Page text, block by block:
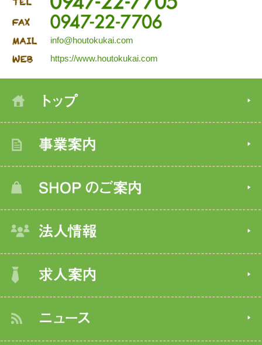
info@houtokukai.com
https://www.houtokukai.com